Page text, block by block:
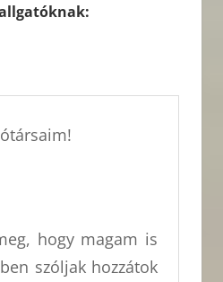
hogy magam is
szóljak hozzátok